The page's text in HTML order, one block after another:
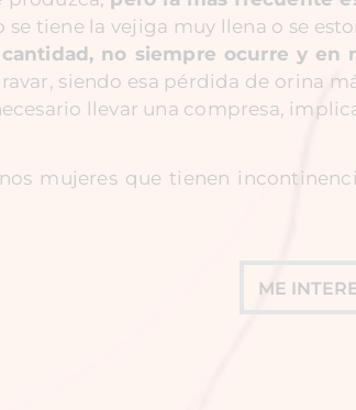
tiene la vejiga muy llena o se
no siempre ocurre y en
siendo esa pérdida de orina
llevar una compresa,
mujeres que tienen
ME